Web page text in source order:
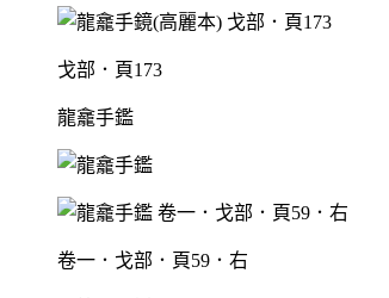
戈部．頁173
龍龕手鑑
卷一．戈部．頁59．右